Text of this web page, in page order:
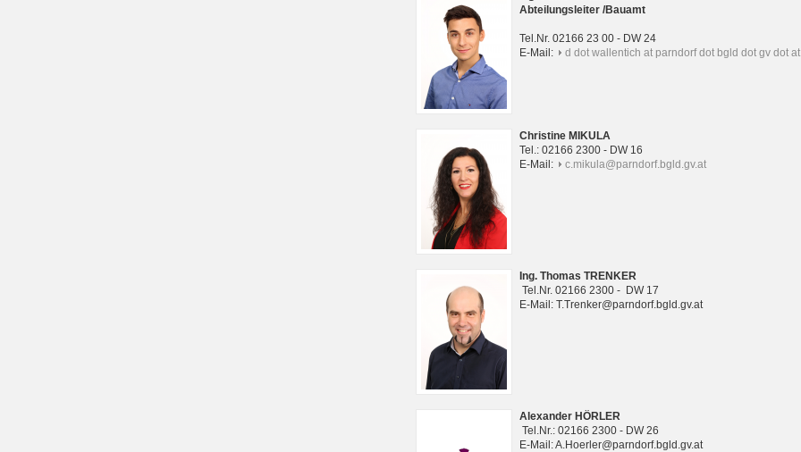
Abteilungsleiter /Bauamt
Tel.Nr. 02166 23 00 - DW 24
E-Mail:
d dot wallentich at parndorf dot bgld dot gv dot at
Christine MIKULA
Tel.: 02166 2300 - DW 16
E-Mail:
c.mikula@parndorf.bgld.gv.at
Ing. Thomas TRENKER
Tel.Nr. 02166 2300 - DW 17
E-Mail: T.Trenker@parndorf.bgld.gv.at
Alexander HÖRLER
Tel.Nr.: 02166 2300 - DW 26
E-Mail: A.Hoerler@parndorf.bgld.gv.at